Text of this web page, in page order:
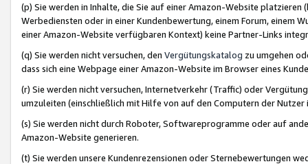
(p) Sie werden in Inhalte, die Sie auf einer Amazon-Website
Werbediensten oder in einer Kundenbewertung, einem Forum, einem
einer Amazon-Website verfügbaren Kontext) keine Partner-Links
(q) Sie werden nicht versuchen, den Vergütungskatalog zu umgehen
dass sich eine Webpage einer Amazon-Website im Browser eines
(r) Sie werden nicht versuchen, Internetverkehr (Traffic) oder
umzuleiten (einschließlich mit Hilfe von auf den Computern der
(s) Sie werden nicht durch Roboter, Softwareprogramme oder auf
Amazon-Website generieren.
(t) Sie werden unsere Kundenrezensionen oder Sternebewertungen